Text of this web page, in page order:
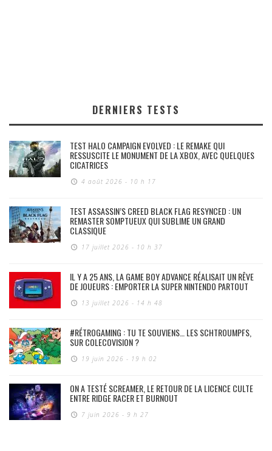
DERNIERS TESTS
TEST HALO CAMPAIGN EVOLVED : LE REMAKE QUI
RESSUSCITE LE MONUMENT DE LA XBOX, AVEC QUELQUES
CICATRICES
4 août 2026 - 10 h 17
TEST ASSASSIN’S CREED BLACK FLAG RESYNCED : UN
REMASTER SOMPTUEUX QUI SUBLIME UN GRAND
CLASSIQUE
17 juillet 2026 - 10 h 37
IL Y A 25 ANS, LA GAME BOY ADVANCE RÉALISAIT UN RÊVE
DE JOUEURS : EMPORTER LA SUPER NINTENDO PARTOUT
13 juillet 2026 - 14 h 48
#RÉTROGAMING : TU TE SOUVIENS… LES SCHTROUMPFS,
SUR COLECOVISION ?
19 juin 2026 - 19 h 02
ON A TESTÉ SCREAMER, LE RETOUR DE LA LICENCE CULTE
ENTRE RIDGE RACER ET BURNOUT
7 juin 2026 - 9 h 27